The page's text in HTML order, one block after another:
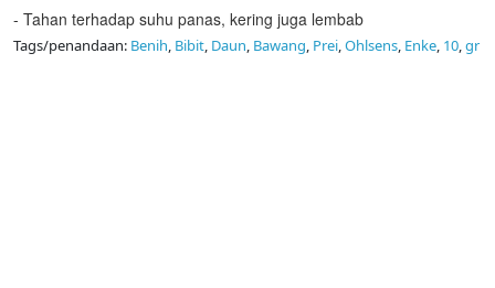
- Tahan terhadap suhu panas, kering juga lembab
Tags/penandaan: Benih, Bibit, Daun, Bawang, Prei,Ohlsens, Enke, 10,gr